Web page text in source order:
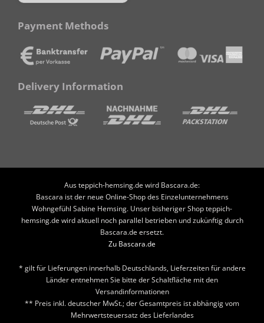
Payment Methods
Delivery Information
Aus teppich-hemsing.de wird Bascara.de:
Bascara ist der neue Online-Shop des Einzelunternehmens
Wohngefühl Sabine Hemsing. Unser bisheriger Shop teppich-
hemsing.de wird aktuell noch parallel betrieben und zukünftig durch
Bascara.de ersetzt.
Zu Bascara.de
* gilt für Lieferungen innerhalb Deutschlands, Lieferzeiten für andere
Länder entnehmen Sie bitte der Schaltfläche mit den
Versandinformationen
** Preis inkl. deutscher MwSt.; der Gesamtpreis ist abhängig vom
Mehrwertsteuersatz des Lieferlandes